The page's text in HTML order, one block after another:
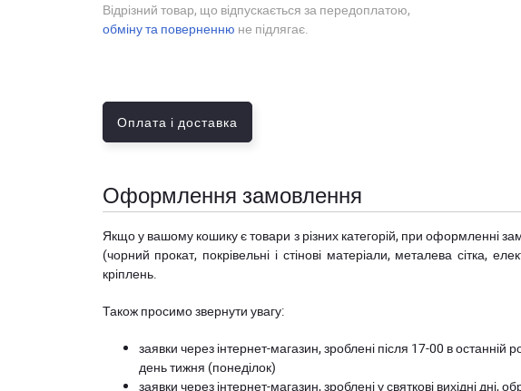
Відрізний товар, що відпускається за передоплатою,
обміну та поверненню не підлягає.
Оплата і доставка
Оформлення замовлення
Якщо у вашому кошику є товари з різних категорій, при оформленні
(чорний прокат, покрівельні і стінові матеріали, металева сітка,
кріплень.
Також просимо звернути увагу:
заявки через інтернет-магазин, зроблені після 17-00 в
день тижня (понеділок)
заявки через інтернет-магазин, зроблені у святкові вихідні